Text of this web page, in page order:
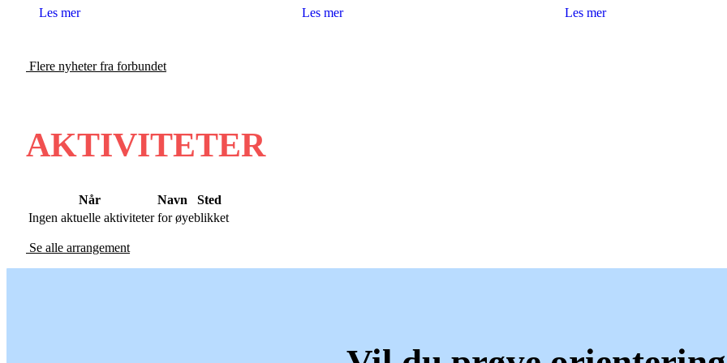
Les mer Les mer Les mer
Flere nyheter fra forbundet
AKTIVITETER
Når Navn
Sted
Ingen aktuelle aktiviteter for øyeblikket
Se alle arrangement